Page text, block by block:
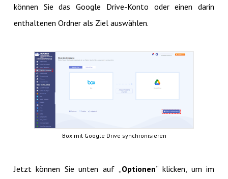
können Sie das Google Drive-Konto oder einen darin
enthaltenen Ordner als Ziel auswählen.
Box mit Google Drive synchronisieren
Jetzt können Sie unten auf „ Optionen“ klicken, um im